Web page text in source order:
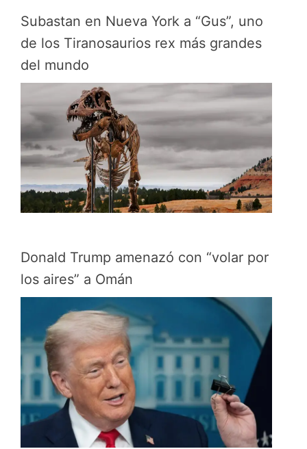
Subastan en Nueva York a “Gus”, uno
de los Tiranosaurios rex más grandes
del mundo
Donald Trump amenazó con “volar por
los aires” a Omán